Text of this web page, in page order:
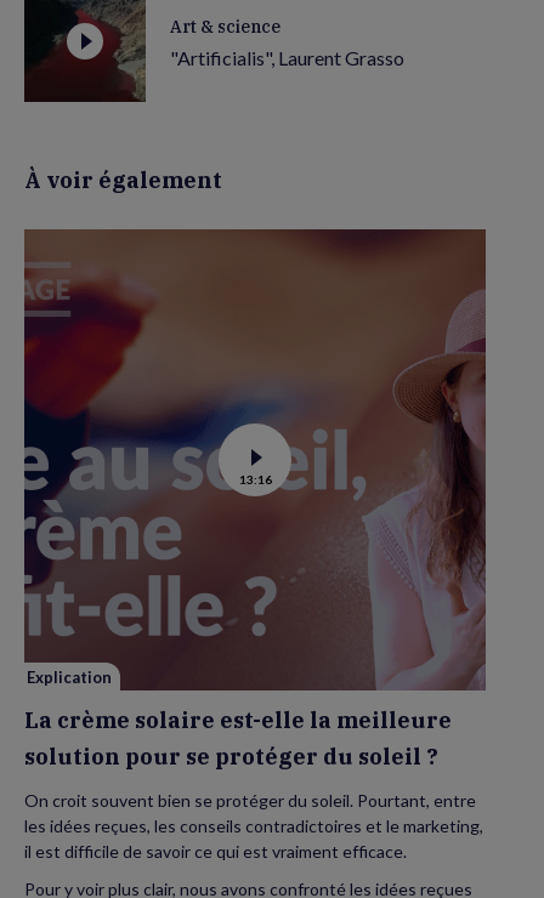
Art & science
"Artificialis", Laurent Grasso
À voir également
Voir
la
vidéo
est-
elle
la
meilleure
solution
protéger
soleil
13:16
Explication
La crème solaire est-elle la meilleure
solution pour se protéger du soleil ?
On croit souvent bien se protéger du soleil. Pourtant, entre
les idées reçues, les conseils contradictoires et le marketing,
il est difficile de savoir ce qui est vraiment efficace.
Pour y voir plus clair, nous avons confronté les idées reçues